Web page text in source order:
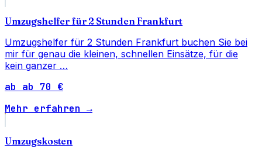
Umzugshelfer für 2 Stunden Frankfurt
Umzugshelfer für 2 Stunden Frankfurt buchen Sie bei
mir für genau die kleinen, schnellen Einsätze, für die
kein ganzer …
ab ab 70 €
Mehr erfahren →
Umzugskosten